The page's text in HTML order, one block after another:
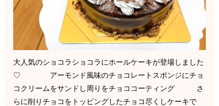
大人気のショコラショコラにホールケーキが登場しました
♡ アーモンド風味のチョコレートスポンジにチョ
コクリームをサンドし周りをチョココーティング さ
らに削りチョコをトッピングしたチョコ尽くしケーキで